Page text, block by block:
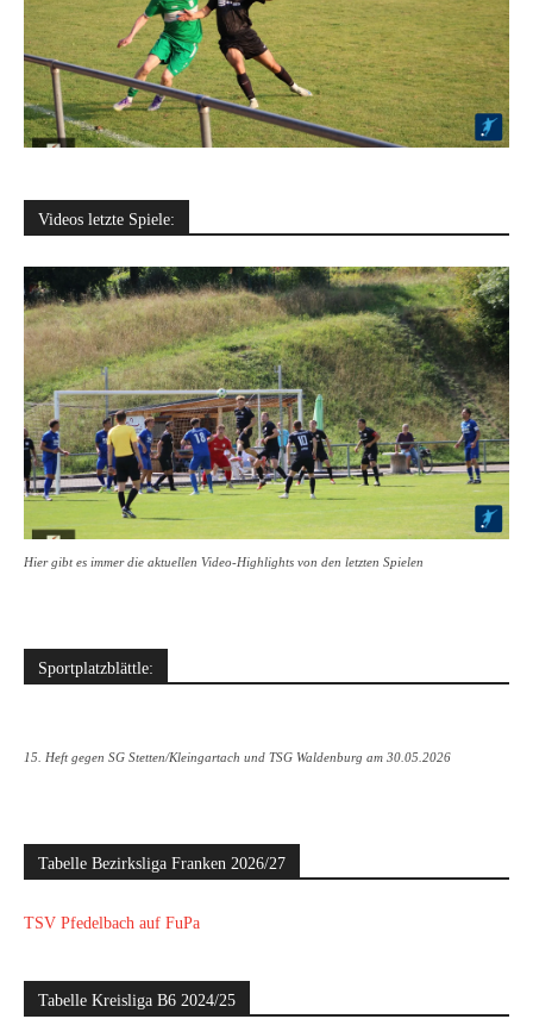
Videos letzte Spiele:
Hier gibt es immer die aktuellen Video-Highlights von den letzten Spielen
Sportplatzblättle:
15. Heft gegen SG Stetten/Kleingartach und TSG Waldenburg am 30.05.2026
Tabelle Bezirksliga Franken 2026/27
TSV Pfedelbach auf FuPa
Tabelle Kreisliga B6 2024/25